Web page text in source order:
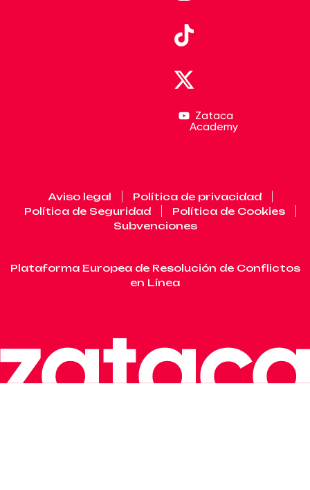
Zataca
Academy
Aviso legal
Política de privacidad
Política de Seguridad
Política de Cookies
Subvenciones
Plataforma Europea de Resolución de Conflictos
en Línea